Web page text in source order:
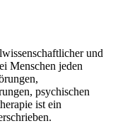
und
Menschen jeden
psychischen
ist ein